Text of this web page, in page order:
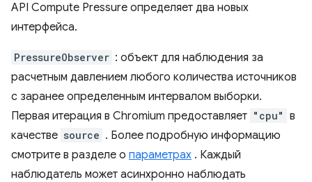
API Compute Pressure определяет два новых
интерфейса.
PressureObserver : объект для наблюдения за
расчетным давлением любого количества источников
с заранее определенным интервалом выборки.
Первая итерация в Chromium предоставляет "cpu" в
качестве source . Более подробную информацию
смотрите в разделе о параметрах . Каждый
наблюдатель может асинхронно наблюдать